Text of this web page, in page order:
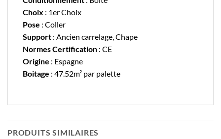
Choix : 1er Choix
Pose : Coller
Support : Ancien carrelage, Chape
Normes Certification : CE
Origine : Espagne
Boitage : 47.52m² par palette
PRODUITS SIMILAIRES